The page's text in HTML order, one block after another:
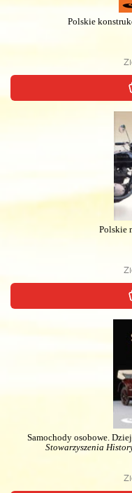
Polskie
Polskie
Samochody osobowe.
Stowarzyszenia